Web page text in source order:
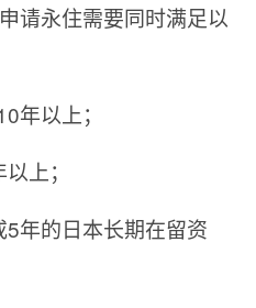
请永住需要同时满足以
年以上；
以上；
5年的日本长期在留资